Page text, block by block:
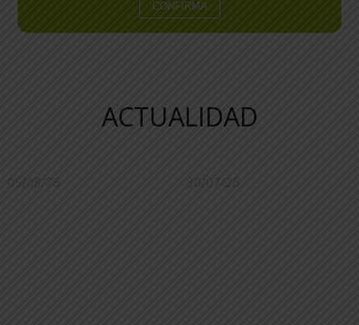
ACTUALIDAD
05/08/26 30/07/26